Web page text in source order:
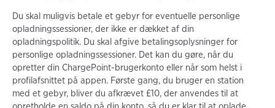
Du skal muligvis betale et gebyr for eventuelle personlige
opladningssessioner, der ikke er dækket af din
opladningspolitik. Du skal afgive betalingsoplysninger for
personlige opladningssessioner. Det kan du gøre, når du
opretter din ChargePoint-brugerkonto eller når som helst i
profilafsnittet på appen. Første gang, du bruger en station
med et gebyr, bliver du afkrævet £10, der anvendes til at